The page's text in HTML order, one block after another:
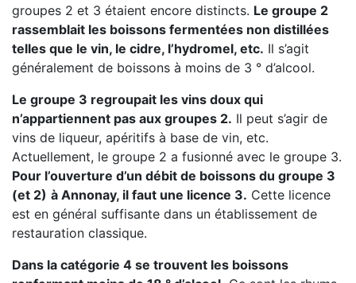
groupes 2 et 3 étaient encore distincts. Le groupe 2
rassemblait les boissons fermentées non distillées
telles que le vin, le cidre, l’hydromel, etc. Il s’agit
généralement de boissons à moins de 3 ° d’alcool.
Le groupe 3 regroupait les vins doux qui
n’appartiennent pas aux groupes 2. Il peut s’agir de
vins de liqueur, apéritifs à base de vin, etc.
Actuellement, le groupe 2 a fusionné avec le groupe 3.
Pour l’ouverture d’un débit de boissons du groupe 3
(et 2) à Annonay, il faut une licence 3. Cette licence
est en général suffisante dans un établissement de
restauration classique.
Dans la catégorie 4 se trouvent les boissons